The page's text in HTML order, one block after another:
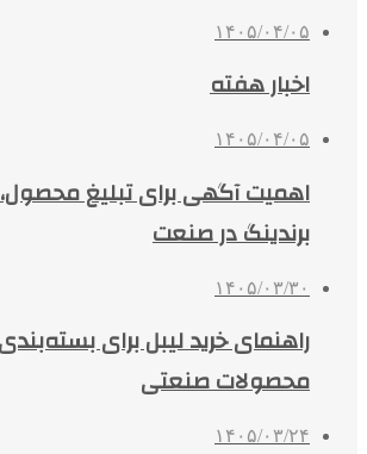
۱۴۰۵/۰۴/۰۵
اخبار هفته
۱۴۰۵/۰۴/۰۵
اهمیت آگهی برای تبلیغ
برندینگ در صنعت
۱۴۰۵/۰۳/۳۰
راهنمای خرید لیبل برای
محصولات صنعتی
۱۴۰۵/۰۳/۲۴